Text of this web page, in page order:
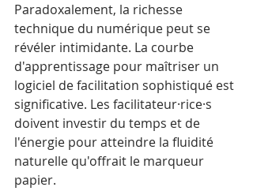
Paradoxalement, la richesse
technique du numérique peut se
révéler intimidante. La courbe
d'apprentissage pour maîtriser un
logiciel de facilitation sophistiqué est
significative. Les facilitateur·rice·s
doivent investir du temps et de
l'énergie pour atteindre la fluidité
naturelle qu'offrait le marqueur
papier.